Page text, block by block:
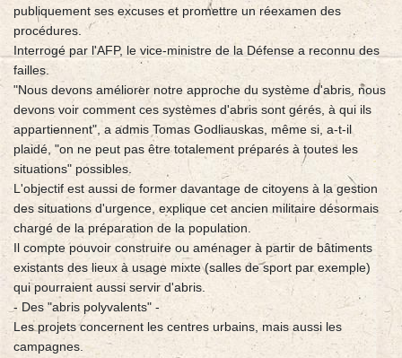
publiquement ses excuses et promettre un réexamen des
procédures.
Interrogé par l'AFP, le vice-ministre de la Défense a reconnu des
failles.
"Nous devons améliorer notre approche du système d'abris, nous
devons voir comment ces systèmes d'abris sont gérés, à qui ils
appartiennent", a admis Tomas Godliauskas, même si, a-t-il
plaidé, "on ne peut pas être totalement préparés à toutes les
situations" possibles.
L'objectif est aussi de former davantage de citoyens à la gestion
des situations d'urgence, explique cet ancien militaire désormais
chargé de la préparation de la population.
Il compte pouvoir construire ou aménager à partir de bâtiments
existants des lieux à usage mixte (salles de sport par exemple)
qui pourraient aussi servir d'abris.
- Des "abris polyvalents" -
Les projets concernent les centres urbains, mais aussi les
campagnes.